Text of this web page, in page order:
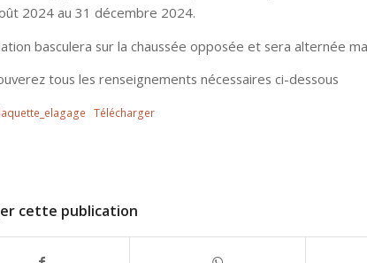
2024 au 31 décembre 2024.
basculera sur la chaussée opposée et sera alternée
tous les renseignements nécessaires ci-dessous
Télécharger
cette publication